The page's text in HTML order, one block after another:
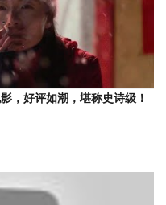
，好评如潮，堪称史诗级！